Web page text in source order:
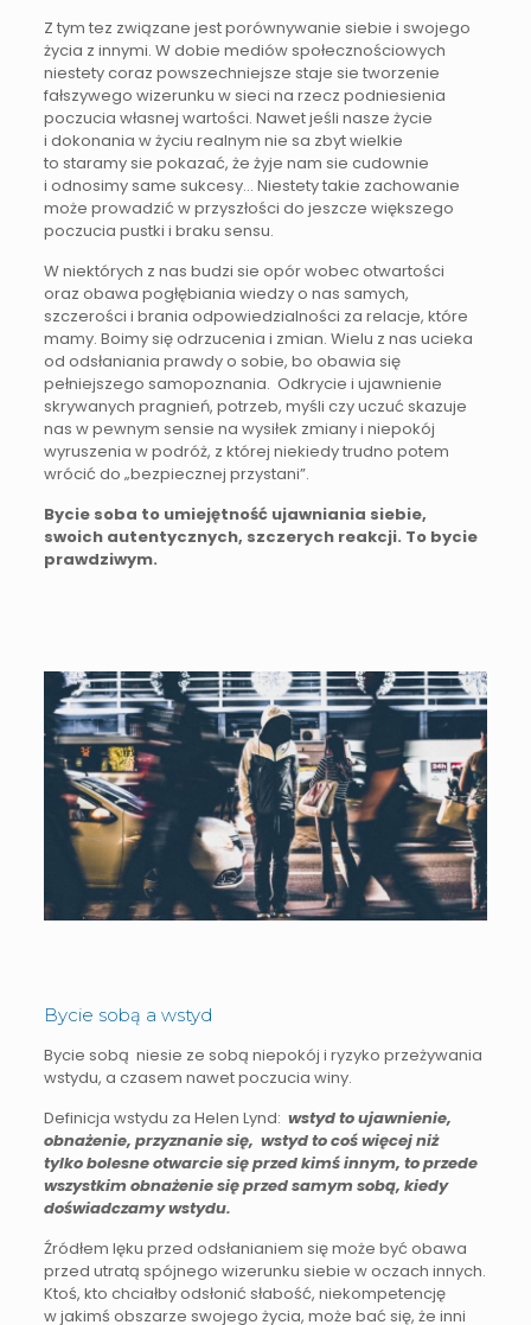
Z tym tez związane jest porównywanie siebie i swojego
życia z innymi. W dobie mediów społecznościowych
niestety coraz powszechniejsze staje sie tworzenie
fałszywego wizerunku w sieci na rzecz podniesienia
poczucia własnej wartości. Nawet jeśli nasze życie
i dokonania w życiu realnym nie sa zbyt wielkie
to staramy sie pokazać, że żyje nam sie cudownie
i odnosimy same sukcesy… Niestety takie zachowanie
może prowadzić w przyszłości do jeszcze większego
poczucia pustki i braku sensu.
W niektórych z nas budzi sie opór wobec otwartości
oraz obawa pogłębiania wiedzy o nas samych,
szczerości i brania odpowiedzialności za relacje, które
mamy. Boimy się odrzucenia i zmian. Wielu z nas ucieka
od odsłaniania prawdy o sobie, bo obawia się
pełniejszego samopoznania. Odkrycie i ujawnienie
skrywanych pragnień, potrzeb, myśli czy uczuć skazuje
nas w pewnym sensie na wysiłek zmiany i niepokój
wyruszenia w podróż, z której niekiedy trudno potem
wrócić do „bezpiecznej przystani”.
Bycie soba to umiejętność ujawniania siebie,
swoich autentycznych, szczerych reakcji. To bycie
prawdziwym.
Bycie sobą a wstyd
Bycie sobą niesie ze sobą niepokój i ryzyko przeżywania
wstydu, a czasem nawet poczucia winy.
Definicja wstydu za Helen Lynd: wstyd to ujawnienie,
obnażenie, przyznanie się, wstyd to coś więcej niż
tylko bolesne otwarcie się przed kimś innym, to przede
wszystkim obnażenie się przed samym sobą, kiedy
doświadczamy wstydu.
Źródłem lęku przed odsłanianiem się może być obawa
przed utratą spójnego wizerunku siebie w oczach innych.
Ktoś, kto chciałby odsłonić słabość, niekompetencję
w jakimś obszarze swojego życia, może bać się, że inni